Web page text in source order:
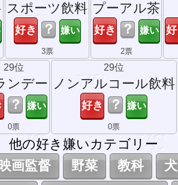
スポーツ飲料
？
3票
プーアル茶
？
2票
29位
ンデー
？
0票
29位
ノンアルコール飲料
？
0票
他の好き嫌いカテゴリー
画監督 野菜 教科 犬